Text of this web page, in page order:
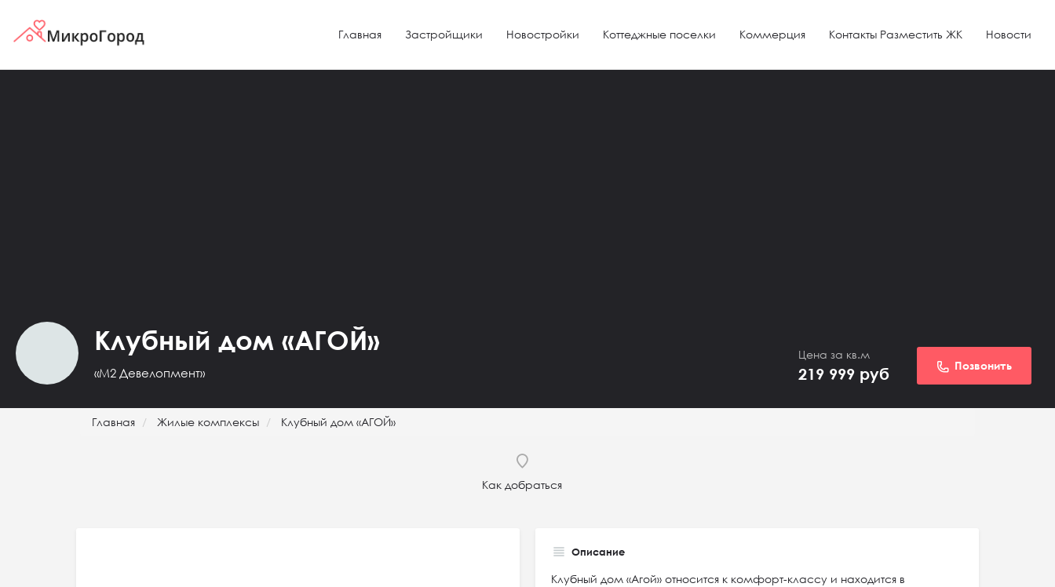
Главная Застройщики Новостройки Коттеджные поселки Коммерция Контакты Разместить ЖК Новости
Клубный дом «АГОЙ»
«М2 Девелопмент»
Цена за кв.м
219 999 руб Позвонить
Главная Жилые комплексы Клубный дом «АГОЙ»
Как добраться
Описание
Клубный дом «Агой» относится к комфорт-классу и находится в